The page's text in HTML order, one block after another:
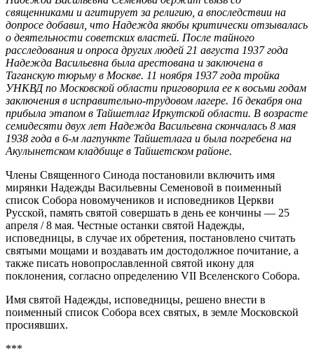
священниками и агитирует за религию, а впоследствии на
допросе добавил, что Надежда якобы критически отзывалась
о деятельности советских властей. После тайного
расследования и опроса других людей 21 августа 1937 года
Надежда Васильевна была арестована и заключена в
Таганскую тюрьму в Москве. 11 ноября 1937 года тройка
УНКВД по Московской области приговорила ее к восьми годам
заключения в исправительно-трудовом лагере. 16 декабря она
прибыла этапом в Тайшетлаг Иркутской области. В возрасте
семидесяти двух лет Надежда Васильевна скончалась 8 мая
1938 года в 6-м лагпункте Тайшетлага и была погребена на
Акулынетском кладбище в Тайшетском районе.
Члены Священного Синода постановили включить имя
мирянки Надежды Васильевны Семеновой в поименный
список Собора новомучеников и исповедников Церкви
Русской, память святой совершать в день ее кончины — 25
апреля / 8 мая. Честные останки святой Надежды,
исповедницы, в случае их обретения, постановлено считать
святыми мощами и воздавать им достодолжное почитание, а
также писать новопрославленной святой икону для
поклонения, согласно определению VII Вселенского Собора.
Имя святой Надежды, исповедницы, решено внести в
поименный список Собора всех святых, в земле Московской
просиявших.
***